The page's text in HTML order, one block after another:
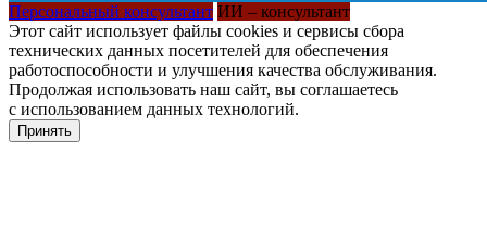
Персональный консультант ИИ – консультант
Этот сайт использует файлы cookies и сервисы сбора
технических данных посетителей для обеспечения
работоспособности и улучшения качества обслуживания.
Продолжая использовать наш сайт, вы соглашаетесь
с использованием данных технологий.
Принять